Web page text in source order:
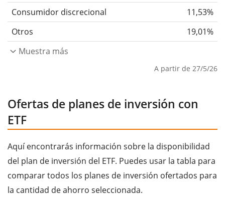
Consumidor discrecional
11,53%
Otros
19,01%
Muestra más
A partir de 27/5/26
Ofertas de planes de inversión con
ETF
Aquí encontrarás información sobre la disponibilidad
del plan de inversión del ETF. Puedes usar la tabla para
comparar todos los planes de inversión ofertados para
la cantidad de ahorro seleccionada.